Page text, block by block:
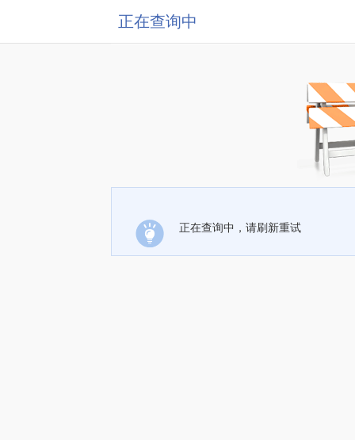
正在查询中
正在查询中，请刷新重试